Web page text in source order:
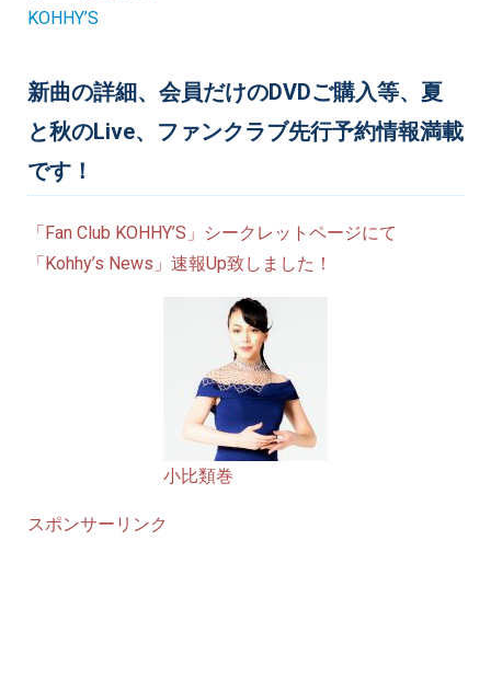
KOHHY’S
新曲の詳細、会員だけのDVDご購入等、夏
と秋のLive、ファンクラブ先行予約情報満載
です！
「Fan Club KOHHY’S」シークレットページにて
「Kohhy’s News」速報Up致しました！
小比類巻
スポンサーリンク